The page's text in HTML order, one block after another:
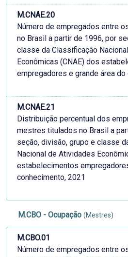
M.CNAE.20
Número de empregados entre
no Brasil a partir de 1996, por
classe da Classificação
Econômicas (CNAE) dos
empregadores e grande área
M.CNAE.21
Distribuição percentual dos
mestres titulados no Brasil a
seção, divisão, grupo e classe
Nacional de Atividades
estabelecimentos
conhecimento, 2021
M.CBO - Ocupação (Mestres)
M.CBO.01
Número de empregados entre